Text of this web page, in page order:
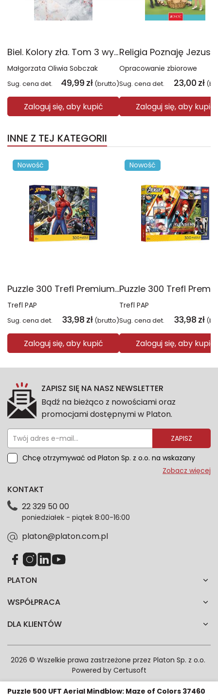
Biel. Kolory zła. Tom 3 wyd. 2025
Małgorzata Oliwia Sobczak
Sug. cena det. 49,99 zł (brutto)
Zaloguj się, aby kupić
Opracowanie zbiorowe
Sug. cena det. 23,00 zł
Zaloguj się, aby kupić
INNE Z TEJ KATEGORII
Nowość
Puzzle 300 Trefl Premium Plus Kids Disney Marvel Spiderman ukryty bohater 23047
Trefl PAP
Sug. cena det. 33,98 zł (brutto)
Zaloguj się, aby kupić
Nowość
Trefl PAP
Sug. cena det. 33,98 zł
Zaloguj się, aby kupić
Puzzle 500 UFT Aerial Mindblow: Maze of Colors 37460
ZAPISZ SIĘ NA NASZ NEWSLETTER
Bądź na bieżąco z nowościami oraz
promocjami dostępnymi w Platon.
ZAPISZ
Chcę otrzymywać od Platon Sp. z o.o. na wskazany
przeze mnie adres e-mail informacje marketingowe
dotyczące danych osobowych znajdziesz w naszej
każdym czasie. Wycofanie zgody nie wpłynie na
zgodność z prawem przetwarzania dokonanego przed
Zobacz więcej
PLATON
WSPÓŁPRACA
DLA KLIENTÓW
KONTAKT
22 329 50 00
poniedziałek - piątek 8:00-16:00
platon@platon.com.pl
2026 © Wszelkie prawa zastrzeżone przez Platon Sp. z o.o.
Powered by Certusoft